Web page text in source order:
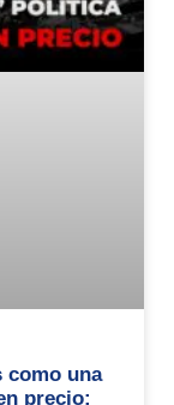
como una
precio: